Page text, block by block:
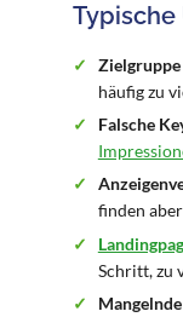
Typische
Zielgruppe
häufig zu
Falsche
finden
Schritt, zu